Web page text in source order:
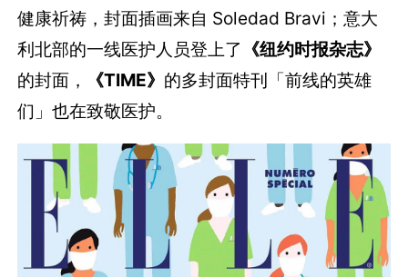
健康祈祷，封面插画来自 Soledad Bravi；意大
利北部的一线医护人员登上了 《纽约时报杂志》
的封面，
《TIME》 的多封面特刊「前线的英雄
们」也在致敬医护。